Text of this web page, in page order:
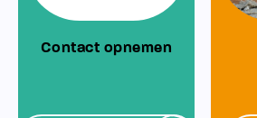
Contact opnemen